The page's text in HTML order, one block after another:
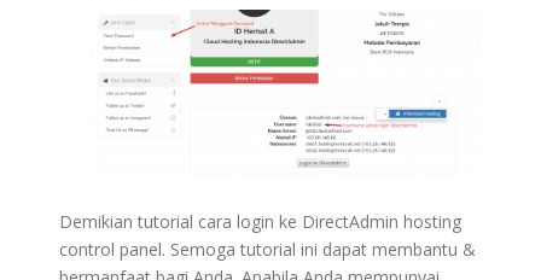
Demikian tutorial cara login ke DirectAdmin hosting
control panel. Semoga tutorial ini dapat membantu &